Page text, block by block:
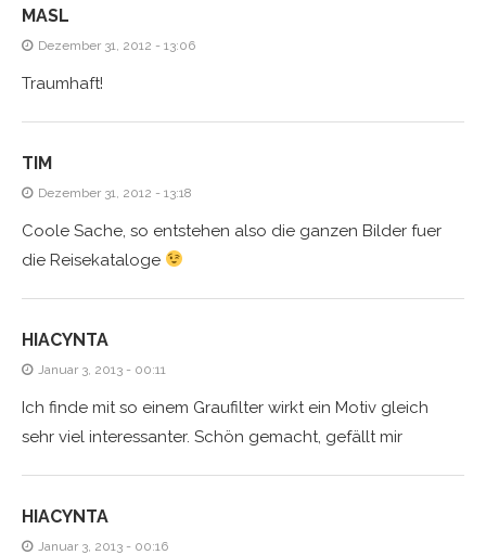
MASL
Dezember 31, 2012 - 13:06
Traumhaft!
TIM
Dezember 31, 2012 - 13:18
Coole Sache, so entstehen also die ganzen Bilder fuer
die Reisekataloge
HIACYNTA
Januar 3, 2013 - 00:11
Ich finde mit so einem Graufilter wirkt ein Motiv gleich
sehr viel interessanter. Schön gemacht, gefällt mir
HIACYNTA
Januar 3, 2013 - 00:16